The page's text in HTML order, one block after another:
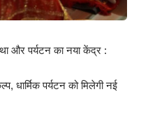
और पर्यटन का नया केंद्र :
धार्मिक पर्यटन को मिलेगी नई